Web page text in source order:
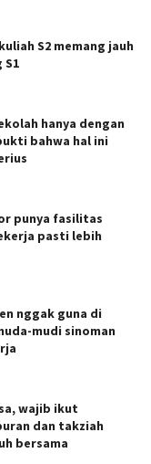
S2 memang jauh
hanya dengan
bahwa hal ini
punya fasilitas
pasti lebih
nggak guna di
mudi sinoman
wajib ikut
dan takziah
bersama